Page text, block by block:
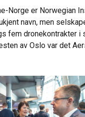
Norge er Norwegian
navn, men
fem dronekontrakter i
av Oslo var det